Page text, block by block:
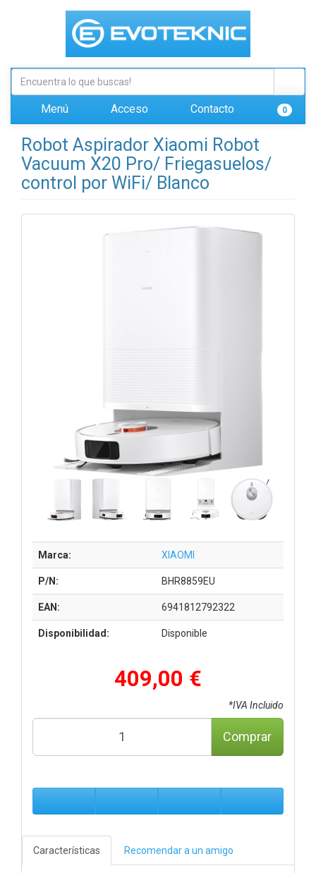
Menú Acceso Contacto 0
Robot Aspirador Xiaomi Robot
Vacuum X20 Pro/ Friegasuelos/
control por WiFi/ Blanco
Marca: XIAOMI
P/N: BHR8859EU
EAN: 6941812792322
Disponibilidad: Disponible
409,00 €
*IVA Incluido
Comprar
Características Recomendar a un amigo